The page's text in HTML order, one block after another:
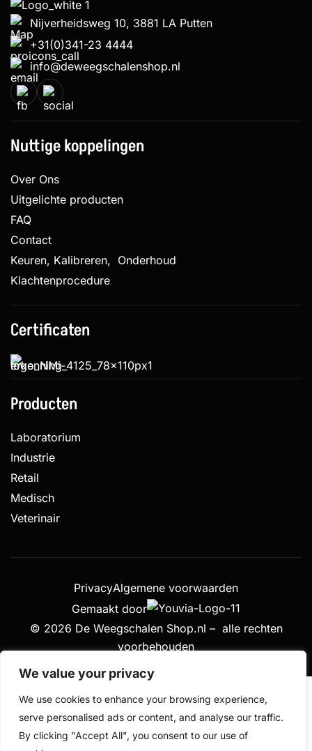
We value your privacy
We use cookies to enhance your browsing experience,
serve personalised ads or content, and analyse our traffic.
By clicking "Accept All", you consent to our use of
Nijverheidsweg 10, 3881 LA Putten
+31(0)341-23 4444
info@deweegschalenshop.nl
Nuttige koppelingen
Over Ons
Uitgelichte producten
FAQ
Contact
Keuren, Kalibreren, Onderhoud
Klachtenprocedure
Certificaten
Producten
Laboratorium
Industrie
Retail
Medisch
Veterinair
© 2026 De Weegschalen Shop.nl – alle rechten
voorbehouden
Gemaakt door
PrivacyAlgemene voorwaarden